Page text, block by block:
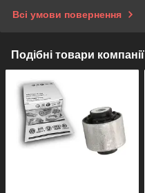
Всі умови повернення
Подібні товари компанії